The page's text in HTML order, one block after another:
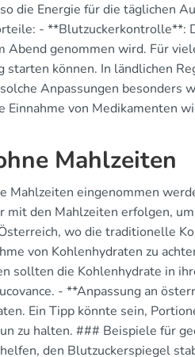
die Energie für die täglichen
- **Blutzuckerkontrolle**:
Abend genommen wird. Für
können. In ländlichen
Anpassungen besonders
von Medikamenten
Mahlzeiten
Mahlzeiten eingenommen
mit den Mahlzeiten erfolgen,
wo die traditionelle
von Kohlenhydraten zu
sollten die Kohlenhydrate in
- **Anpassung an
Ein Tipp könnte sein,
zu halten. ### Beispiele für
den Blutzuckerspiegel